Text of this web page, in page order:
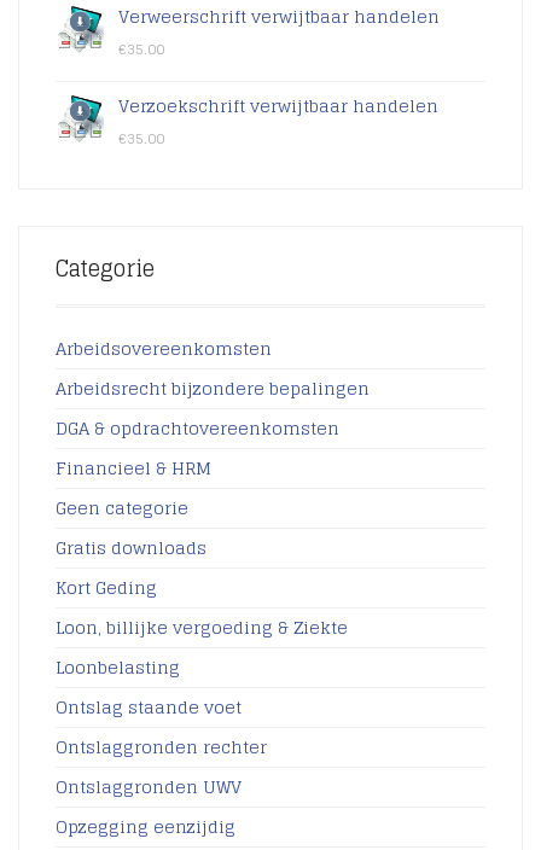
Verweerschrift verwijtbaar handelen
€35.00
Verzoekschrift verwijtbaar handelen
€35.00
Categorie
Arbeidsovereenkomsten
Arbeidsrecht bijzondere bepalingen
DGA & opdrachtovereenkomsten
Financieel & HRM
Geen categorie
Gratis downloads
Kort Geding
Loon, billijke vergoeding & Ziekte
Loonbelasting
Ontslag staande voet
Ontslaggronden rechter
Ontslaggronden UWV
Opzegging eenzijdig